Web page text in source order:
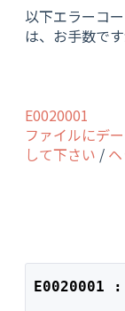
以下エラーコ
は、お手数で
E0020001
ファイルにデ
して下さい /
E0020001 :